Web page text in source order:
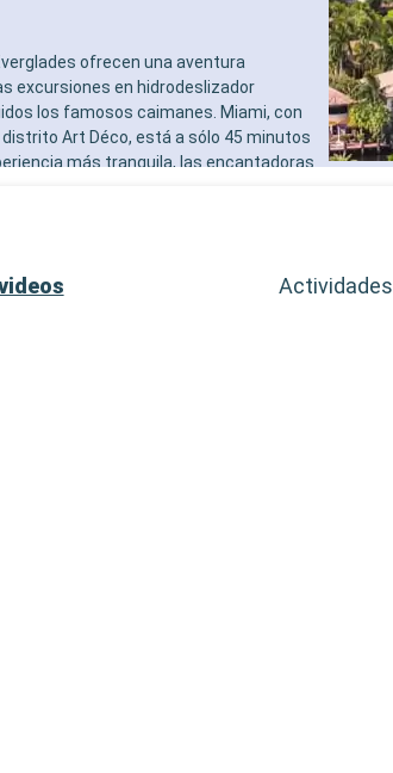
ofrecen una aventura
excursiones en hidrodeslizador
los famosos caimanes. Miami, con
Art Déco, está a sólo 45 minutos
más tranquila, las encantadoras
Actividades